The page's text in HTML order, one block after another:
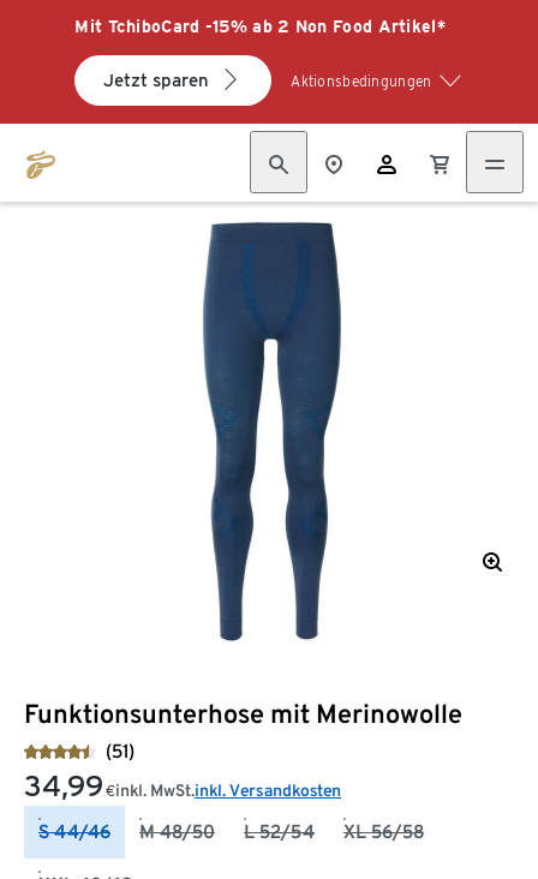
Mit TchiboCard -15% ab 2 Non Food Artikel*
Jetzt sparen Aktionsbedingungen
Funktionsunterhose mit Merinowolle
(51)
34,99 €inkl. MwSt.inkl. Versandkosten
S 44/46 M 48/50 L 52/54 XL 56/58